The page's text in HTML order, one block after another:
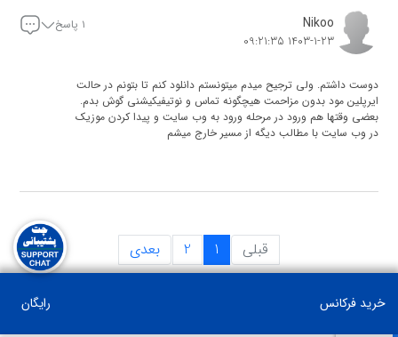
خرید فرکانس رایگان
عرض ادب. شما میتونید به راحتی از ایران با درگاه های مستقیم
Nikoo
1403-1-23 09:21:35
۱ پاسخ
دوست داشتم. ولی ترجیح میدم میتونستم دانلود کنم تا بتونم در حالت
ایرپلین مود بدون مزاحمت هیچگونه تماس و نوتیفیکیشنی گوش بدم.
بعضی وقتها هم ورود در مرحله ورود به وب سایت و پیدا کردن موزیک
در وب سایت با مطالب دیگه از مسیر خارج میشم
عرض ادب متاسفانه امکان دانلود وجود ندارد اما در ماه آینده
میتونید با استفاده از اپلیکیشن رادیوبینا به موزیک ها دسترسی
داشته باشید
قبلی 1
2 بعدی